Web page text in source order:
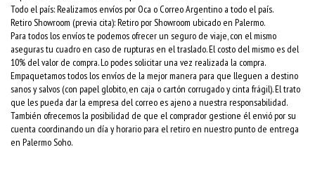
Todo el país: Realizamos envíos por Oca o Correo Argentino a todo el país.
Retiro Showroom (previa cita): Retiro por Showroom ubicado en Palermo.
Para todos los envíos te podemos ofrecer un seguro de viaje, con el mismo
aseguras tu cuadro en caso de rupturas en el traslado. El costo del mismo es del
10% del valor de compra. Lo podes solicitar una vez realizada la compra.
Empaquetamos todos los envíos de la mejor manera para que lleguen a destino
sanos y salvos (con papel globito, en caja o cartón corrugado y cinta frágil). El trato
que les pueda dar la empresa del correo es ajeno a nuestra responsabilidad.
También ofrecemos la posibilidad de que el comprador gestione él envió por su
cuenta coordinando un día y horario para el retiro en nuestro punto de entrega
en Palermo Soho.